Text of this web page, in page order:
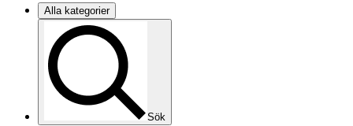
Alla kategorier
Sök